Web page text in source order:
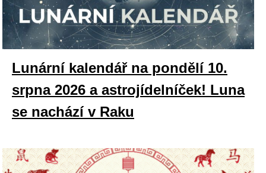
Lunární kalendář na pondělí 10.
srpna 2026 a astrojídelníček! Luna
se nachází v Raku